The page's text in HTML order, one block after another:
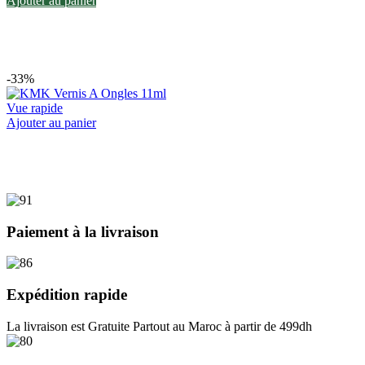
-33%
Vue rapide
Ajouter au panierThis
may
be
product
Paiement à la livraison
Expédition rapide
La livraison est Gratuite Partout au Maroc à partir de 499dh